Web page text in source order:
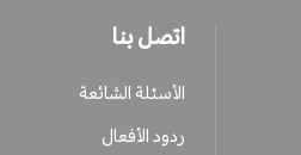
اتصل بنا
الأسئلة الشائعة
ردود الأفعال